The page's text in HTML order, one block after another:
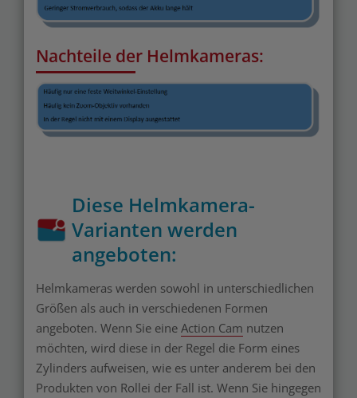
Nachteile der Helmkameras:
Diese Helmkamera-
Varianten werden
angeboten:
Helmkameras werden sowohl in unterschiedlichen
Größen als auch in verschiedenen Formen
angeboten. Wenn Sie eine Action Cam nutzen
möchten, wird diese in der Regel die Form eines
Zylinders aufweisen, wie es unter anderem bei den
Produkten von Rollei der Fall ist. Wenn Sie hingegen